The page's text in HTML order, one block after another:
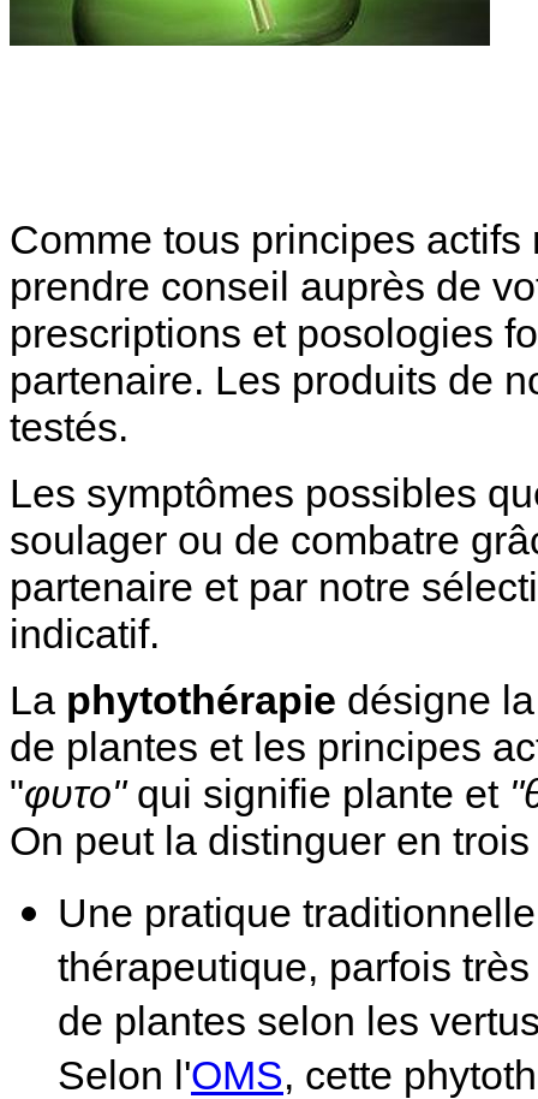
Comme tous principes
prendre conseil auprès de
prescriptions et posologies
partenaire. Les produits de
testés.
Les symptômes possibles
soulager ou de combatre
partenaire et par notre
indicatif.
La phytothérapie désigne
de plantes et les principes
"φυτο"qui signifie plante et
On peut la distinguer en
Une pratique
thérapeutique, parfois
de plantes selon les
Selon l'OMS, cette